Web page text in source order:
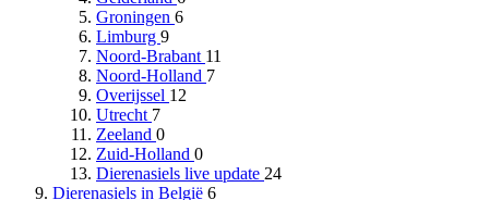
Groningen 6
Limburg 9
Noord-Brabant 11
Noord-Holland 7
Overijssel 12
Utrecht 7
Zeeland 0
Zuid-Holland 0
Dierenasiels live update 24
Dierenasiels in België 6